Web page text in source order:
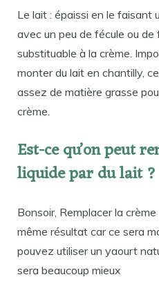
Le lait : épaissi en le faisant
avec un peu de fécule ou
substituable à la crème.
monter du lait en chantilly,
assez de matière grasse
crème.
Est-ce qu’on peut
liquide par du lait ?
Bonsoir, Remplacer la crème
même résultat car ce sera
pouvez utiliser un yaourt
sera beaucoup mieux